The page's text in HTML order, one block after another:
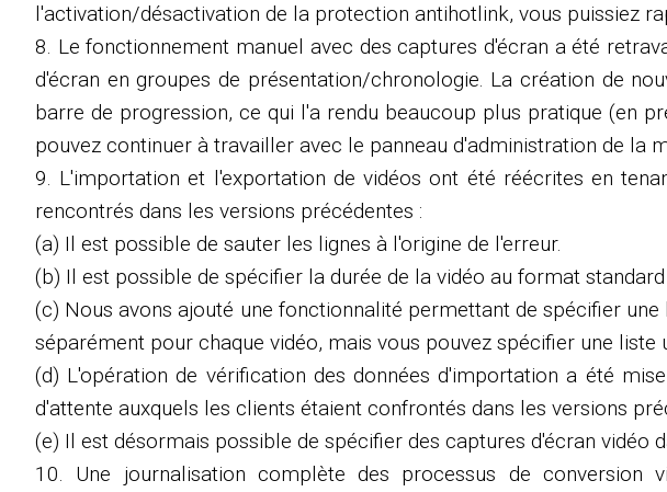
l'activation/désactivation de la protection antihotlink, vous puissiez
8. Le fonctionnement manuel avec des captures d'écran a été
d'écran en groupes de présentation/chronologie. La création de
barre de progression, ce qui l'a rendu beaucoup plus pratique (en
pouvez continuer à travailler avec le panneau d'administration de la
9. L'importation et l'exportation de vidéos ont été réécrites en
rencontrés dans les versions précédentes :
(a) Il est possible de sauter les lignes à l'origine de l'erreur.
(b) Il est possible de spécifier la durée de la vidéo au format
(c) Nous avons ajouté une fonctionnalité permettant de spécifier
séparément pour chaque vidéo, mais vous pouvez spécifier une
(d) L'opération de vérification des données d'importation a été
d'attente auxquels les clients étaient confrontés dans les versions
(e) Il est désormais possible de spécifier des captures d'écran vidéo
10. Une journalisation complète des processus de conversion